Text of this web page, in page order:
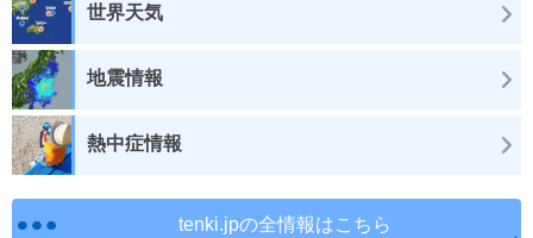
世界天気
地震情報
熱中症情報
tenki.jpの全情報はこちら